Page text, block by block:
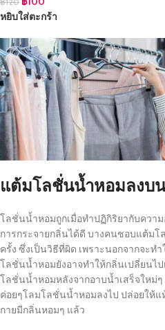
หยิบใส่ตะกร้า
แต้มโลชั่นน้ำหอมลงบน
โลชั่นน้ำหอมถูกเมื่อทำปฏิกิริยากับควา
การกระจายกลิ่นได้ดี บางคนชอบแต้ม
ครั้ง ซึ่งเป็นวิธีที่ผิด เพราะนอกจากจะท
โลชั่นน้ำหอมยังอาจทำให้กลิ่นเปลี่ยนไ
โลชั่นน้ำหอมหลังจากอาบน้ำเสร็จใหม่
ค่อยๆโลมโลชั่นน้ำหอมลงไป ปล่อยให้แ
กายมีกลิ่นหอมๆ แล้ว